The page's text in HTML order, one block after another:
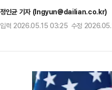
정인균 기자 (Ingyun@dailian.co.kr)
입력 2026.05.15 03:25 수정